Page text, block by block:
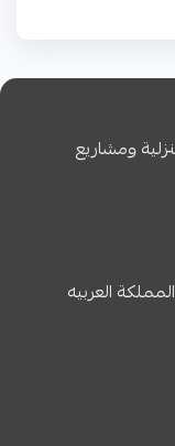
ومشاريع
العربيه